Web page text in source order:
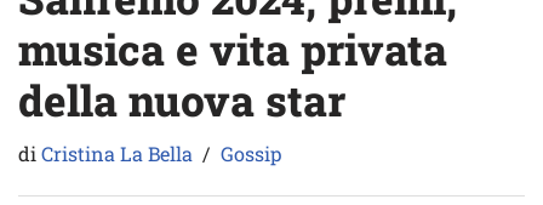
musica e vita privata
della nuova star
diCristina La Bella Gossip